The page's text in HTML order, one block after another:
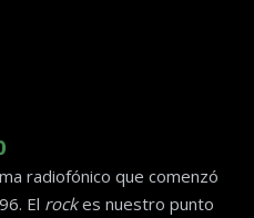
radiofónico que comenzó
El rockes nuestro punto